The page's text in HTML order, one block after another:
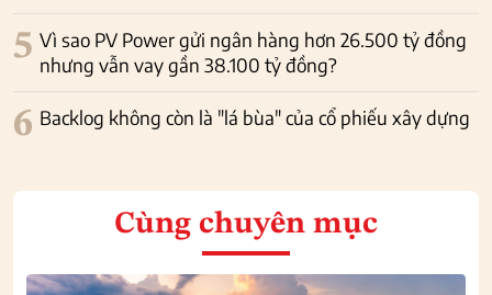
5 Vì sao PV Power gửi ngân hàng hơn 26.500 tỷ đồng
nhưng vẫn vay gần 38.100 tỷ đồng?
6 Backlog không còn là "lá bùa" của cổ phiếu xây dựng
Cùng chuyên mục